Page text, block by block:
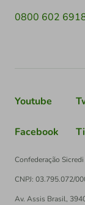
0800 602
Youtube
Facebook
Confederação Sicredi
CNPJ: 03.795.072/
Av. Assis Brasil,